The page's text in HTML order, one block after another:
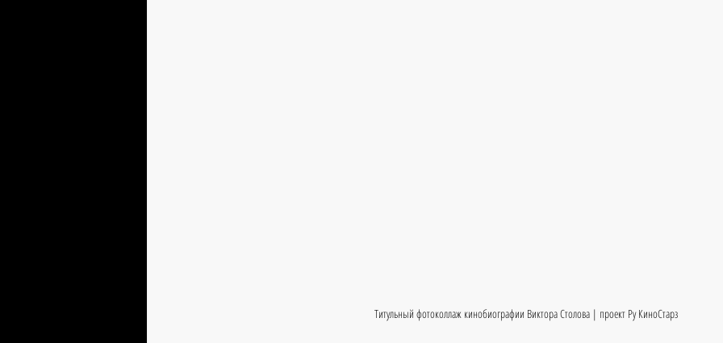
Титульный фотоколлаж кинобиографии Виктора Столова | проект Ру КиноСтарз